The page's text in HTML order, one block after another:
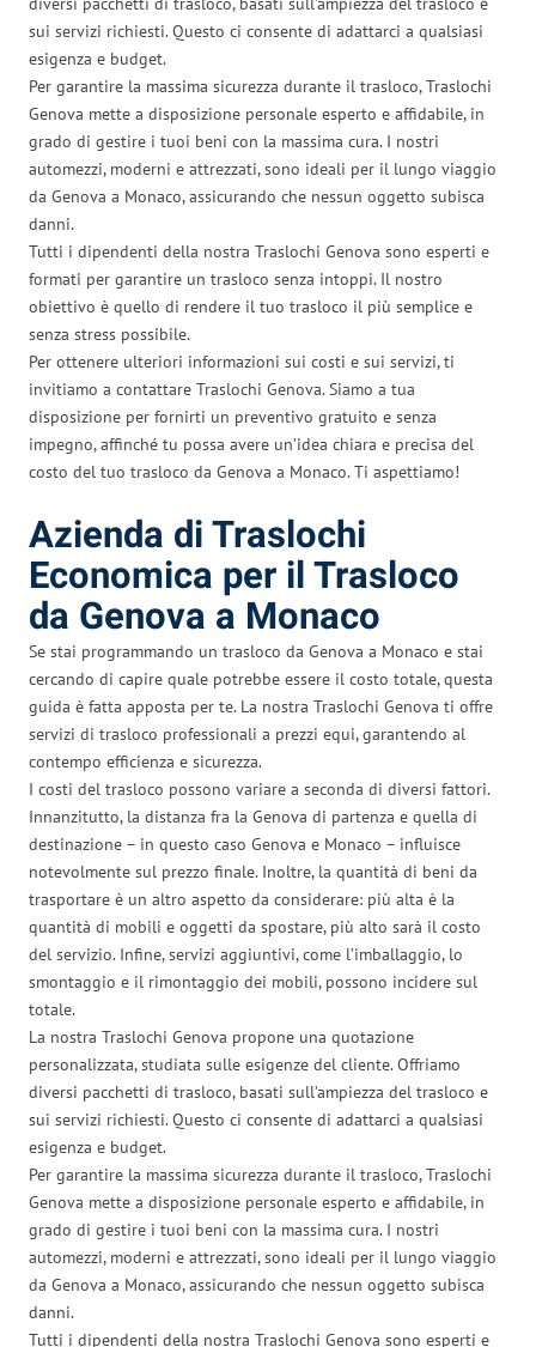
sui servizi richiesti. Questo ci consente di adattarci a qualsiasi
esigenza e budget.
Per garantire la massima sicurezza durante il trasloco, Traslochi
Genova mette a disposizione personale esperto e affidabile, in
grado di gestire i tuoi beni con la massima cura. I nostri
automezzi, moderni e attrezzati, sono ideali per il lungo viaggio
da Genova a Monaco, assicurando che nessun oggetto subisca
danni.
Tutti i dipendenti della nostra Traslochi Genova sono esperti e
formati per garantire un trasloco senza intoppi. Il nostro
obiettivo è quello di rendere il tuo trasloco il più semplice e
senza stress possibile.
Per ottenere ulteriori informazioni sui costi e sui servizi, ti
invitiamo a contattare Traslochi Genova. Siamo a tua
disposizione per fornirti un preventivo gratuito e senza
impegno, affinché tu possa avere un’idea chiara e precisa del
costo del tuo trasloco da Genova a Monaco. Ti aspettiamo!
Azienda di Traslochi
Economica per il Trasloco
da Genova a Monaco
Se stai programmando un trasloco da Genova a Monaco e stai
cercando di capire quale potrebbe essere il costo totale, questa
guida è fatta apposta per te. La nostra Traslochi Genova ti offre
servizi di trasloco professionali a prezzi equi, garantendo al
contempo efficienza e sicurezza.
I costi del trasloco possono variare a seconda di diversi fattori.
Innanzitutto, la distanza fra la Genova di partenza e quella di
destinazione – in questo caso Genova e Monaco – influisce
notevolmente sul prezzo finale. Inoltre, la quantità di beni da
trasportare è un altro aspetto da considerare: più alta è la
quantità di mobili e oggetti da spostare, più alto sarà il costo
del servizio. Infine, servizi aggiuntivi, come l’imballaggio, lo
smontaggio e il rimontaggio dei mobili, possono incidere sul
totale.
La nostra Traslochi Genova propone una quotazione
personalizzata, studiata sulle esigenze del cliente. Offriamo
diversi pacchetti di trasloco, basati sull’ampiezza del trasloco e
sui servizi richiesti. Questo ci consente di adattarci a qualsiasi
esigenza e budget.
Per garantire la massima sicurezza durante il trasloco, Traslochi
Genova mette a disposizione personale esperto e affidabile, in
grado di gestire i tuoi beni con la massima cura. I nostri
automezzi, moderni e attrezzati, sono ideali per il lungo viaggio
da Genova a Monaco, assicurando che nessun oggetto subisca
danni.
Tutti i dipendenti della nostra Traslochi Genova sono esperti e